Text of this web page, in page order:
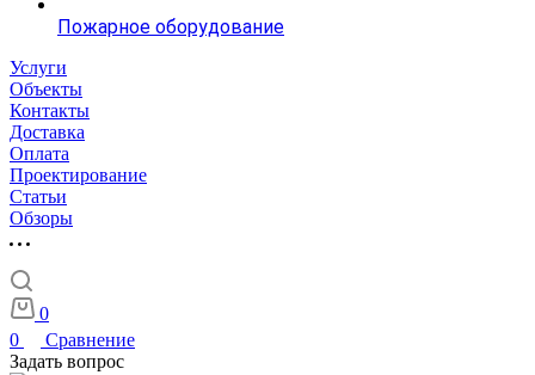
Пожарное оборудование
Услуги
Объекты
Контакты
Доставка
Оплата
Проектирование
Статьи
Обзоры
0
0
Сравнение
Задать вопрос